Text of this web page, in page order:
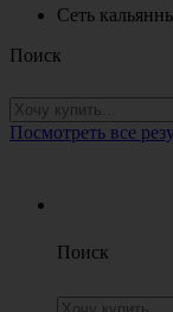
Сеть
Поиск
Посмотреть все
Поиск